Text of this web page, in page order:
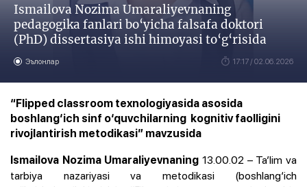
Ismailova Nozima Umaraliyevnaning
pedagogika fanlari bo‘yicha falsafa doktori
(PhD) dissertasiya ishi himoyasi to‘g‘risida
Эълонлар 17:17 / 02.06.2026
“Flipped classroom texnologiyasida asosida
boshlang‘ich sinf o‘quvchilarning kognitiv faolligini
rivojlantirish metodikasi” mavzusida
Ismailova Nozima Umaraliyevnaning 13.00.02 – Ta’lim va
tarbiya nazariyasi va metodikasi (boshlang‘ich